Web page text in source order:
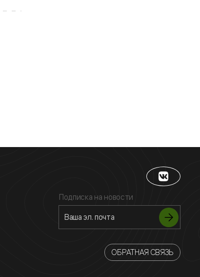
Подписка на новости
ОБРАТНАЯ СВЯЗЬ